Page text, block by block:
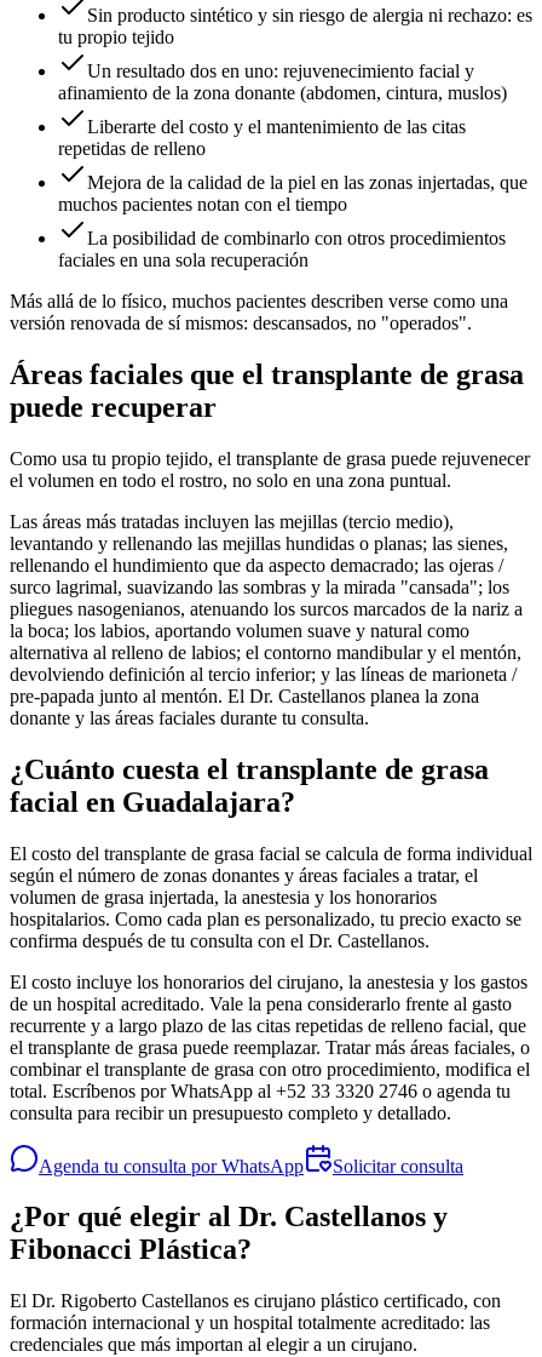
Sin producto sintético y sin riesgo de alergia ni rechazo: es
tu propio tejido
Un resultado dos en uno: rejuvenecimiento facial y
afinamiento de la zona donante (abdomen, cintura, muslos)
Liberarte del costo y el mantenimiento de las citas
repetidas de relleno
Mejora de la calidad de la piel en las zonas injertadas, que
muchos pacientes notan con el tiempo
La posibilidad de combinarlo con otros procedimientos
faciales en una sola recuperación
Más allá de lo físico, muchos pacientes describen verse como una
versión renovada de sí mismos: descansados, no "operados".
Áreas faciales que el transplante de grasa
puede recuperar
Como usa tu propio tejido, el transplante de grasa puede rejuvenecer
el volumen en todo el rostro, no solo en una zona puntual.
Las áreas más tratadas incluyen las mejillas (tercio medio),
levantando y rellenando las mejillas hundidas o planas; las sienes,
rellenando el hundimiento que da aspecto demacrado; las ojeras /
surco lagrimal, suavizando las sombras y la mirada "cansada"; los
pliegues nasogenianos, atenuando los surcos marcados de la nariz a
la boca; los labios, aportando volumen suave y natural como
alternativa al relleno de labios; el contorno mandibular y el mentón,
devolviendo definición al tercio inferior; y las líneas de marioneta /
pre-papada junto al mentón. El Dr. Castellanos planea la zona
donante y las áreas faciales durante tu consulta.
¿Cuánto cuesta el transplante de grasa
facial en Guadalajara?
El costo del transplante de grasa facial se calcula de forma individual
según el número de zonas donantes y áreas faciales a tratar, el
volumen de grasa injertada, la anestesia y los honorarios
hospitalarios. Como cada plan es personalizado, tu precio exacto se
confirma después de tu consulta con el Dr. Castellanos.
El costo incluye los honorarios del cirujano, la anestesia y los gastos
de un hospital acreditado. Vale la pena considerarlo frente al gasto
recurrente y a largo plazo de las citas repetidas de relleno facial, que
el transplante de grasa puede reemplazar. Tratar más áreas faciales, o
combinar el transplante de grasa con otro procedimiento, modifica el
total. Escríbenos por WhatsApp al +52 33 3320 2746 o agenda tu
consulta para recibir un presupuesto completo y detallado.
Agenda tu consulta por WhatsApp Solicitar consulta
¿Por qué elegir al Dr. Castellanos y
Fibonacci Plástica?
El Dr. Rigoberto Castellanos es cirujano plástico certificado, con
formación internacional y un hospital totalmente acreditado: las
credenciales que más importan al elegir a un cirujano.